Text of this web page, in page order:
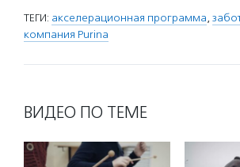
ТЕГИ: акселерационная программа,
компания Purina
ВИДЕО ПО ТЕМЕ